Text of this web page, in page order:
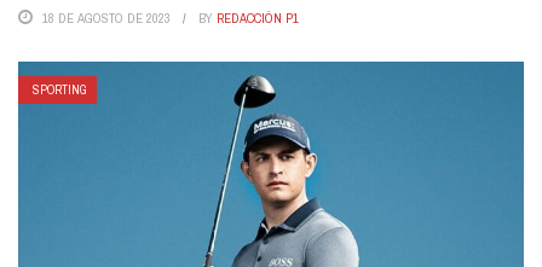
18 DE AGOSTO DE 2023 BY REDACCIÓN P1
SPORTING